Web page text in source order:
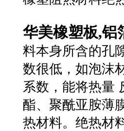
华美橡塑板,铝
料本身所含的孔
数很低，如泡沫
系数，能将热量
酯、聚酰亚胺薄
热材料。绝热材